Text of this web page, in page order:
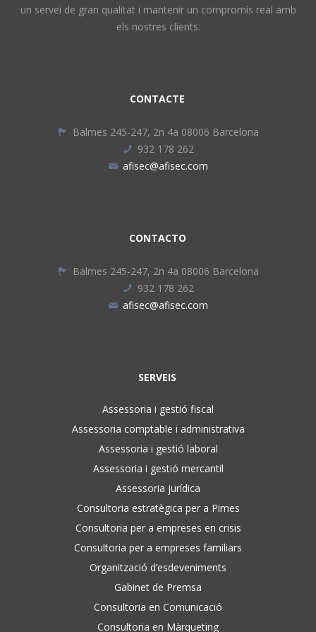
un servei de gran qualitat i mantenir un compromís real amb
els nostres clients.
CONTACTE
Balmes 245-247, 2n 4a 08006 Barcelona
932 178 262
afisec@afisec.com
CONTACTO
Balmes 245-247, 2n 4a 08006 Barcelona
932 178 262
afisec@afisec.com
SERVEIS
Assessoria i gestió fiscal
Assessoria comptable i administrativa
Assessoria i gestió laboral
Assessoria i gestió mercantil
Assessoria jurídica
Consultoria estratègica per a Pimes
Consultoria per a empreses en crisis
Consultoria per a empreses familiars
Organització d’esdeveniments
Gabinet de Premsa
Consultoria en Comunicació
Consultoria en Màrqueting